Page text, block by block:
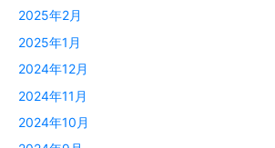
2025年2月
2025年1月
2024年12月
2024年11月
2024年10月